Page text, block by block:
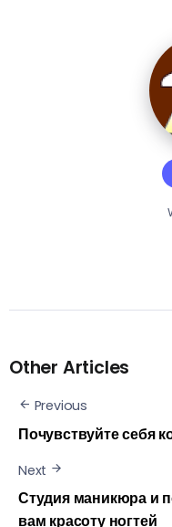
Other Articles
Previous
Почувствуйте себя
Next
Студия маникюра и
вам красоту ногтей